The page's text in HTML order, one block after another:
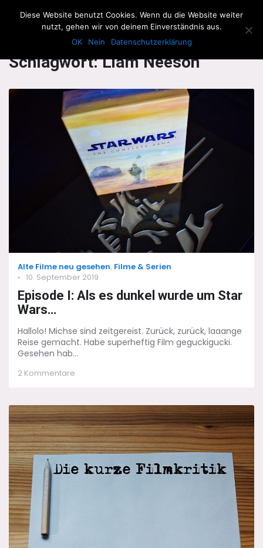
The Howling Men
Schlagwort:Liam Neeson
Categories
Alte Filme neu gesehen, Filme & Serien
Posted
on
10. September 2019
Episode I: Als es dunkel wurde um Star
Wars…
Hallolo! Michse sind zeitgereist. Zurück, zurück, laaange
Reise gemacht. Habe superheftig Film geguckigucki.
Gesehen hab...
2 Kommentare
Als
es
dunkel
wurde
um
Star
Wars…
Diese Website benutzt Cookies. Wenn du die Website weiter
nutzt, gehen wir von deinem Einverständnis aus.
OK
Nein Datenschutzerklärung